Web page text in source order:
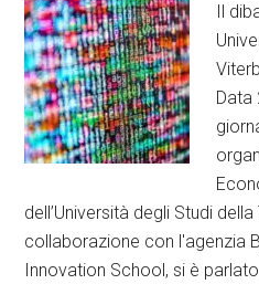
Il
Data
dell’Università degli Studi
collaborazione con l'agenzia
Innovation School, si è